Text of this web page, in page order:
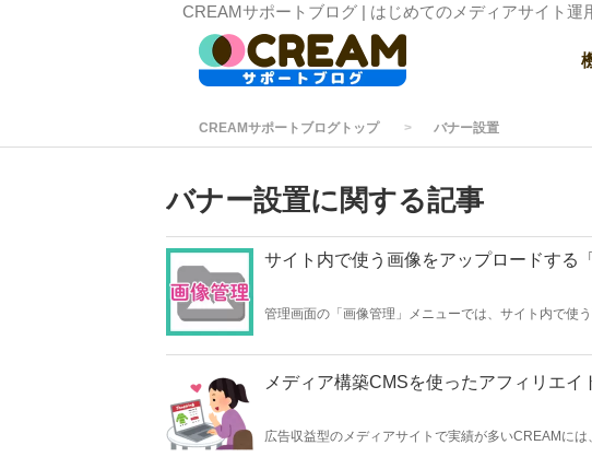
CREAMサポートブログ | はじめてのメディアサイト運
CREAMサポートブログトップ バナー設置
バナー設置に関する記事
サイト内で使う画像をアップロードする
管理画面の「画像管理」メニューでは、サイト内で使
メディア構築CMSを使ったアフィリエイ
広告収益型のメディアサイトで実績が多いCREAMに